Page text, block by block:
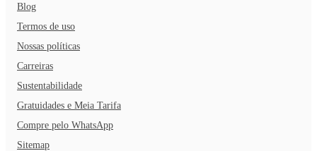
Blog
Termos de uso
Nossas políticas
Carreiras
Sustentabilidade
Gratuidades e Meia Tarifa
Compre pelo WhatsApp
Sitemap